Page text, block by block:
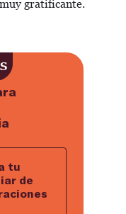
gratificante.
tu
de